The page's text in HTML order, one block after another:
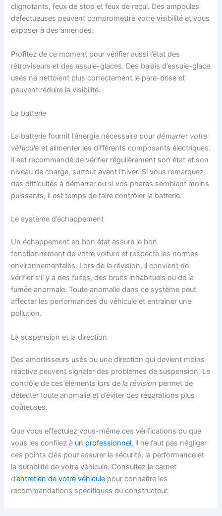
clignotants, feux de stop et feux de recul. Des ampoules
défectueuses peuvent compromettre votre visibilité et vous
exposer à des amendes.
Profitez de ce moment pour vérifier aussi l’état des
rétroviseurs et des essuie-glaces. Des balais d’essuie-glace
usés ne nettoient plus correctement le pare-brise et
peuvent réduire la visibilité.
La batterie
La batterie fournit l’énergie nécessaire pourdémarrer votre
véhicule et alimenter les différents composants électriques.
Il est recommandé de vérifier régulièrement son état et son
niveau de charge, surtout avant l’hiver. Si vous remarquez
des difficultés à démarrer ou si vos phares semblent moins
puissants, il est temps de faire contrôler la batterie.
Le système d’échappement
Un échappement en bon état assure le bon
fonctionnement de votre voiture et respecte les normes
environnementales. Lors de la révision, il convient de
vérifier s’il y a des fuites, des bruits inhabituels ou de la
fumée anormale. Toute anomalie dans ce système peut
affecter les performances du véhicule et entraîner une
pollution.
La suspension et la direction
Des amortisseurs usés ou une direction qui devient moins
réactive peuvent signaler des problèmes de suspension. Le
contrôle de ces éléments lors dela révision permet de
détecter toute anomalie et d’éviter des réparations plus
coûteuses.
Que vous effectuiez vous-même ces vérifications ou que
vous les confiiez à un professionnel, il ne faut pas négliger
ces points clés pour assurer la sécurité, la performance et
la durabilité de votre véhicule. Consultez le carnet
d’entretien de votre véhicule pour connaître les
recommandations spécifiques du constructeur.